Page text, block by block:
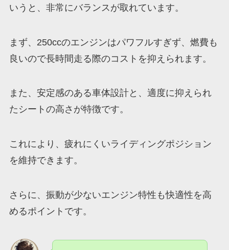
いうと、非常にバランスが取れています。
まず、250ccのエンジンはパワフルすぎず、燃費も
良いので長時間走る際のコストを抑えられます。
また、安定感のある車体設計と、適度に抑えられ
たシートの高さが特徴です。
これにより、疲れにくいライディングポジション
を維持できます。
さらに、振動が少ないエンジン特性も快適性を高
めるポイントです。